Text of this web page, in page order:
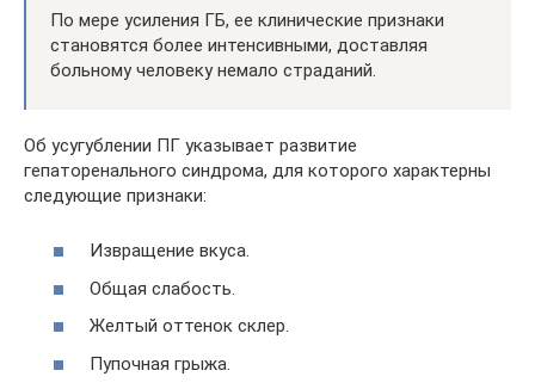
По мере усиления ГБ, ее клинические признаки
становятся более интенсивными, доставляя
больному человеку немало страданий.
Об усугублении ПГ указывает развитие
гепаторенального синдрома, для которого характерны
следующие признаки:
Извращение вкуса.
Общая слабость.
Желтый оттенок склер.
Пупочная грыжа.